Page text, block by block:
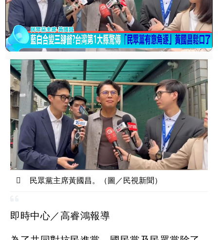
民眾黨主席黃國昌。（圖／民視新聞）
即時中心／高睿鴻報導